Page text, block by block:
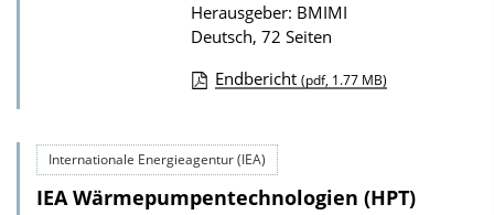
Herausgeber: BMIMI
Deutsch, 72 Seiten
w
n
Endbericht (pdf, 1.77 MB)
Internationale Energieagentur (IEA)
IEA Wärmepumpentechnologien (HPT)